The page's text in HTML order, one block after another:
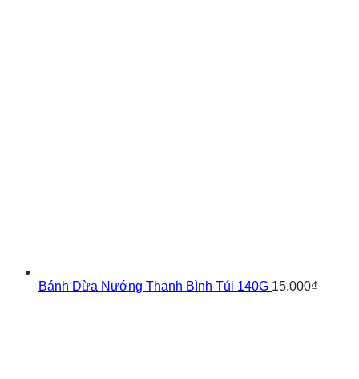
Bánh Dừa Nướng Thanh Bình Túi 140G 15.000₫